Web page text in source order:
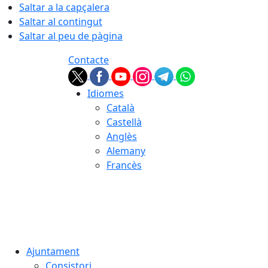
Saltar a la capçalera
Saltar al contingut
Saltar al peu de pàgina
Contacte
Idiomes
Català
Castellà
Anglès
Alemany
Francès
Ajuntament